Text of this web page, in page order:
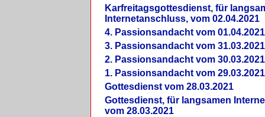
Karfreitagsgottesdienst, für
Internetanschluss, vom 02.04.2021
4. Passionsandacht vom 01.04.2021
3. Passionsandacht vom 31.03.2021
2. Passionsandacht vom 30.03.2021
1. Passionsandacht vom 29.03.2021
Gottesdienst vom 28.03.2021
Gottesdienst, für langsamen
vom 28.03.2021